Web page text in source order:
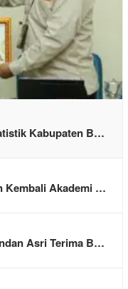
Kabupaten B…
Kembali Akademi …
Asri Terima B…